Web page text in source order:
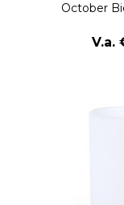
October
V.a.